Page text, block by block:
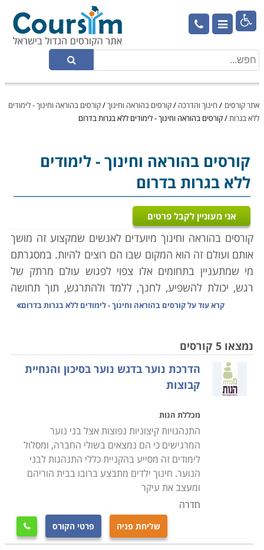

אתר קורסים / חינוך והדרכה /קורסים בהוראה וחינוך/קורסים בהוראה וחינוך - לימודים
ללא בגרות/קורסים בהוראה וחינוך - לימודים ללא בגרות בדרום
קורסים בהוראה וחינוך- לימודים
ללא בגרות בדרום
אני מעוניין לקבל פרטים
קורסים בהוראה וחינוך מיועדים לאנשים שמקצוע זה מושך
אותם ועולם זה הוא המקום שבו הם רוצים להיות. במסגרתם
מי שמתעניין בתחומים אלו צפוי לפגוש עולם מרתק של
רגש, יכולת להשפיע, לחנך, ללמד ולהתרגש, תוך תחושה
שהוא עושה משהו גם בשביל עצמו וגם מעניק ונותן
לאחת האוניברסיטאות בארץ או באחת המכללות המורשות
מטעם משרד החינוך והמועצה להשכלה גבוהה, יגלה שפע
עצום של קורסים ושל נושאים שונים ורבים.
לימודי חינוך - מה לבחור
מוסדות שונים ברחבי הארץ מציעים מגוון רחב של לימודי
חינוך. אם החברה הסובבת לא הצליחה לייאש אתכם, ובכל
זאת החלטתם לפנות ללימודים בתחום, אל תרוצו להירשם.
הקדישו זמן להחליט מה אתם רוצים ללמוד ולפי החלטה
זאת, בחרו את מוסד הלימודים המתאים לכם. הריבוי של
מוסדות אקדמיים המלמדים נושא זה מאפשר לבחור
ולהתמקד בתחום ונושאים פרטניים הקרובים לליבו, בין אם
מדובר בקורסים בהוראה וחינוך לנוער, למבוגרים או לגיל
קרא עוד עלקורסים בהוראה וחינוך - לימודים ללא בגרות בדרום
נמצאו 5 קורסים
הדרכת נוער בדגש נוער בסיכון והנחיית
קבוצות
מכללת הנות
התנהגויות קיצוניות נפוצות אצל בני נוער
המרגישים כי הם נמצאים בשולי החברה, ומסלול
לימודים זה מסייע בהקניית כללי התנהגות לבני
הנוער. חינוך ילדים מתבצע ברובו בבית הוריהם
ומעצב את עיקר
חדרה
שליחת פניה פרטי הקורס 